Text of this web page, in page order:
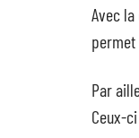
Avec
permet
Par
Ceux-